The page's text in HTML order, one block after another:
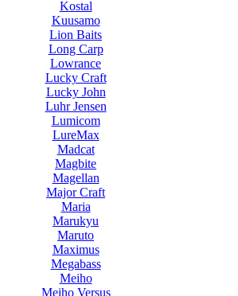
Kostal
Kuusamo
Lion Baits
Long Carp
Lowrance
Lucky Craft
Lucky John
Luhr Jensen
Lumicom
LureMax
Madcat
Magbite
Magellan
Major Craft
Maria
Marukyu
Maruto
Maximus
Megabass
Meiho
Meiho Versus